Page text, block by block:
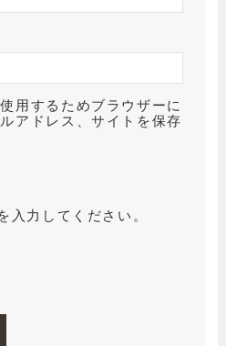
用するためブラウザーに
アドレス、サイトを保存
入力してください。